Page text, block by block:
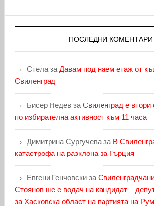
ПОСЛЕДНИ КОМЕНТАРИ
Стелаза Давам под наем етаж от
Свиленград
Бисер Недевза Свиленград е
по избирателна активност към 11 часа
Димитрина Сургучеваза В
катастрофа на разклона за Гърция
Евгени Генчовскиза
Стоянов ще е водач на кандидат –
за Хасковска област на партията на